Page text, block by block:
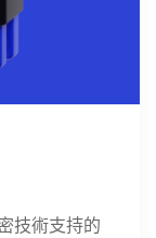
技術支持的